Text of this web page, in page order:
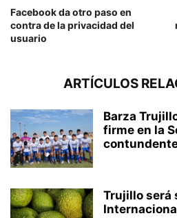
Facebook da otro paso en
contra de la privacidad del
usuario
ARTÍCULOS
Barza
firme en la
Trujillo será